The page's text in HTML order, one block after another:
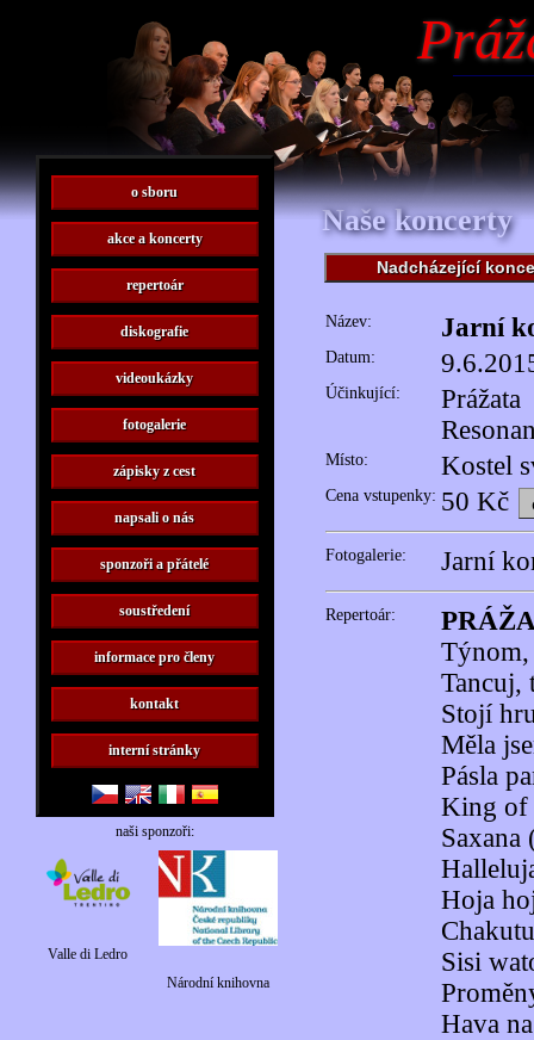
Naše koncerty
Nadcházející
Název: Jarní
Datum:
Účinkující:
Prážata
Místo: Kostel
Cena vstupenky: 50 Kč
Fotogalerie: Jarní
Repertoár:
Tancuj,
Stojí
Měla
Pásla
King of
Hoja
Sisi
Hava
o sboru
akce a koncerty
repertoár
diskografie
videoukázky
fotogalerie
zápisky z cest
napsali o nás
sponzoři a přátelé
soustředení
informace pro členy
kontakt
interní stránky
naši sponzoři:
Valle di Ledro
Národní knihovna